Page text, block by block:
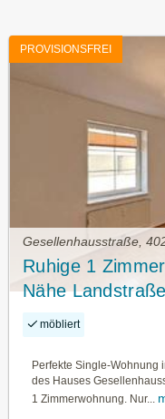
PROVISIONSFREI
Gesellenhausstraße,
Ruhige 1
Nähe
möbliert
Perfekte Single-Wohnung
des Hauses
1 Zimmerwohnung. Nur...